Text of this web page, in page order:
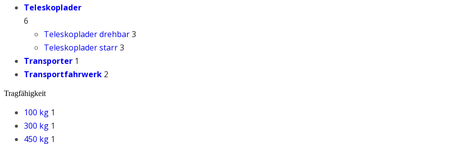
Teleskoplader
6
Teleskoplader drehbar3
Teleskoplader starr3
Transporter 1
Transportfahrwerk 2
Tragfähigkeit
100 kg 1
300 kg 1
450 kg 1